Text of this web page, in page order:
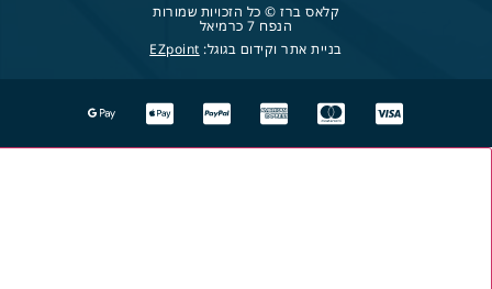
קלאס ברז © כל הזכויות שמורות
הנפח 7 כרמיאל
בניית אתר וקידום בגוגל: EZpoint